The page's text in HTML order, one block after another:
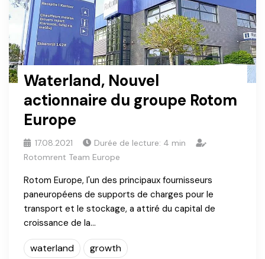
Waterland, Nouvel
actionnaire du groupe Rotom
Europe
17.08.2021 Durée de lecture: 4 min
Rotomrent Team Europe
Rotom Europe, l'un des principaux fournisseurs
paneuropéens de supports de charges pour le
transport et le stockage, a attiré du capital de
croissance de la…
waterland growth